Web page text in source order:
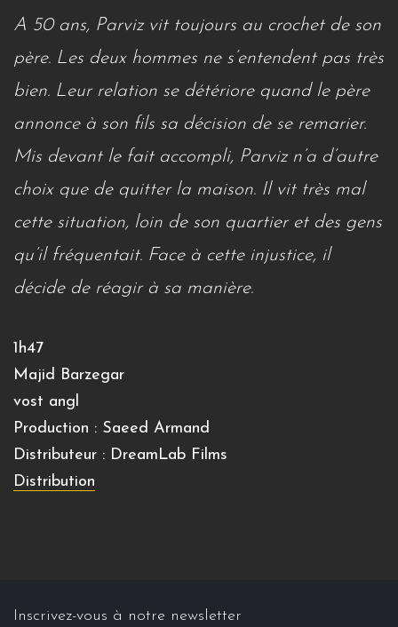
A 50 ans, Parviz vit toujours au crochet de son
père. Les deux hommes ne s’entendent pas très
bien. Leur relation se détériore quand le père
annonce à son fils sa décision de se remarier.
Mis devant le fait accompli, Parviz n’a d’autre
choix que de quitter la maison. Il vit très mal
cette situation, loin de son quartier et des gens
qu’il fréquentait. Face à cette injustice, il
décide de réagir à sa manière.
1h47
Majid Barzegar
vost angl
Production : Saeed Armand
Distributeur : DreamLab Films
Distribution
Inscrivez-vous à notre newsletter